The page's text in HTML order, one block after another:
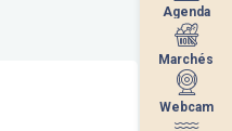
Agenda
Marchés
Webcam